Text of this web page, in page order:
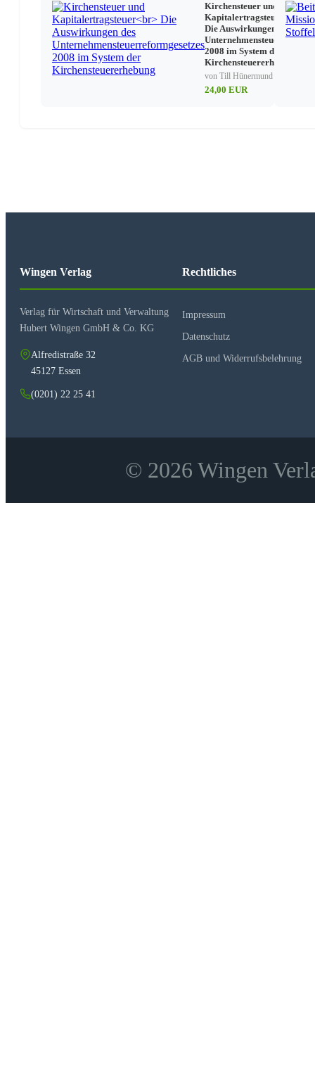
Kirchensteuer und
Kapitalertragsteuer
Die Auswirkungen des
2008 im System der
Kirchensteuererhebung
von Till Hünermund
24,00 EUR
Wingen Verlag
Verlag für Wirtschaft und Verwaltung
Hubert Wingen GmbH & Co. KG
Alfredistraße 32
45127 Essen
(0201) 22 25 41
Rechtliches
Impressum
Datenschutz
AGB und Widerrufsbelehrung
© 2026 Wingen